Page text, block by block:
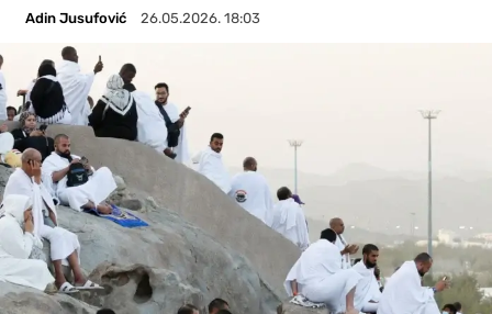
Adin Jusufović 26.05.2026. 18:03